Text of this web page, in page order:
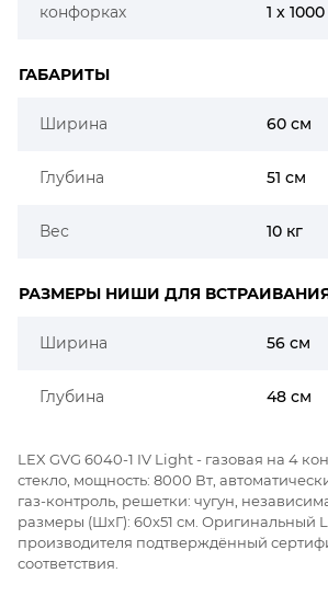
конфорках
1 x
ГАБАРИТЫ
Ширина 60 см
Глубина 51 см
Вес 10 кг
РАЗМЕРЫ НИШИ ДЛЯ
Ширина 56 см
Глубина 48 см
LEX GVG 6040-1 IV Light - газовая на 4
стекло, мощность: 8000 Вт,
газ-контроль, решетки: чугун,
размеры (ШхГ): 60x51 см. Оригинальный
производителя подтверждённый
соответствия.